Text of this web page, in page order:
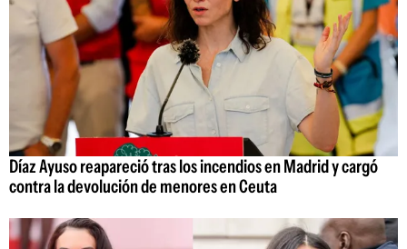
Díaz Ayuso reapareció tras los incendios en Madrid y cargó
contra la devolución de menores en Ceuta